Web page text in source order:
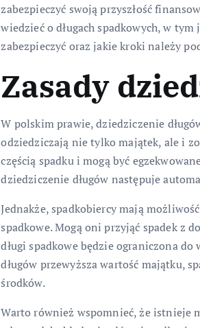
zabezpieczyć swoją przyszłość
wiedzieć o długach spadkowych, w
zabezpieczyć oraz jakie kroki należy
Zasady
W polskim prawie, dziedziczenie
odziedziczają nie tylko majątek, ale i
częścią spadku i mogą być
dziedziczenie długów następuje
Jednakże, spadkobiercy mają
spadkowe. Mogą oni przyjąć spadek z
długi spadkowe będzie ograniczona
długów przewyższa wartość majątku,
środków.
Warto również wspomnieć, że istnieje